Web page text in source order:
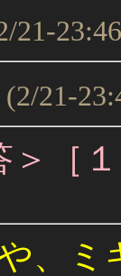
21-
(2/21-
＞［
、ミ